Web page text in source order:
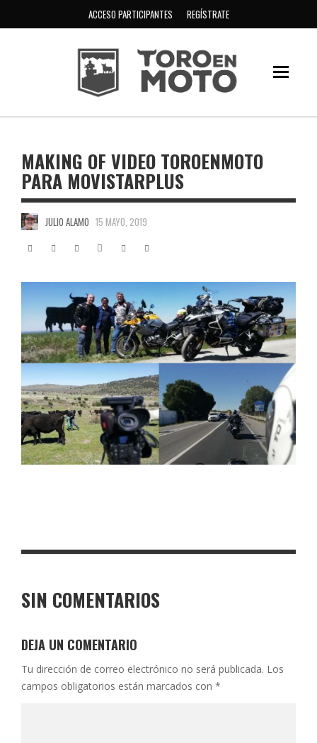
ACCESO PARTICIPANTES REGÍSTRATE
MAKING OF VIDEO TOROENMOTO
PARA MOVISTARPLUS
JULIO ALAMO 15 MAYO, 2019
SIN COMENTARIOS
DEJA UN COMENTARIO
Tu dirección de correo electrónico no será publicada. Los
campos obligatorios están marcados con *